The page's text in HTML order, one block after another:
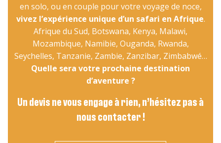
en solo, ou en couple pour votre voyage de noce,
vivez l’expérience unique d’un safari en Afrique.
Afrique du Sud, Botswana, Kenya, Malawi,
Mozambique, Namibie, Ouganda, Rwanda,
Seychelles, Tanzanie, Zambie, Zanzibar, Zimbabwé…
Quelle sera votre prochaine destination
d’aventure ?
Un devis ne vous engage à rien, n’hésitez pas à
nous contacter !